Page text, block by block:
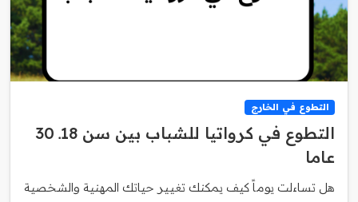
التطوع في الخارج
التطوع في كرواتيا للشباب بين سن 18ـ 30
عاما
هل تساءلت يوماً كيف يمكنك تغيير حياتك المهنية والشخصية